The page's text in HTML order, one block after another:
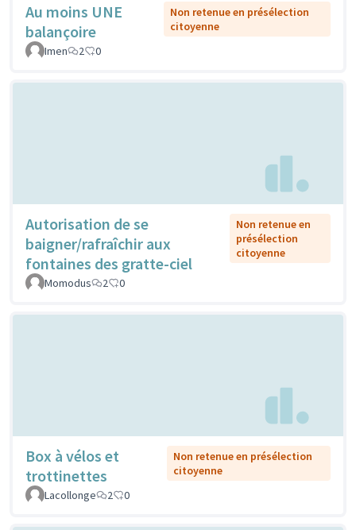
Au moins UNE
balançoire
Non retenue en présélection
citoyenne
Imen
2 0
Autorisation de se
baigner/rafraîchir aux
fontaines des gratte-ciel
Non retenue en
présélection
citoyenne
Momodus 2 0
Box à vélos et
trottinettes
Non retenue en présélection
citoyenne
Lacollonge
2 0